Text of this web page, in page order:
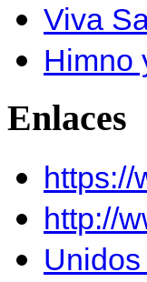
Viva
Himno
Enlaces
http://